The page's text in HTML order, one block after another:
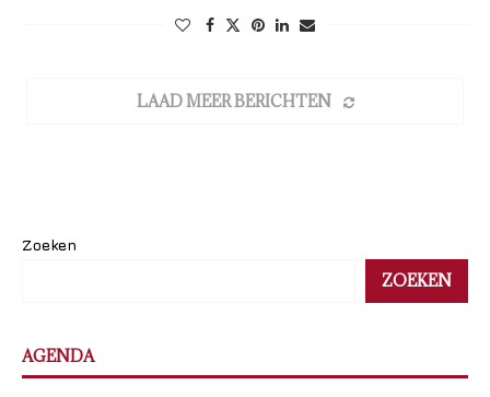
LAAD MEER BERICHTEN
Zoeken
ZOEKEN
AGENDA